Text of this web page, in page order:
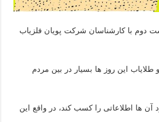
دوم با کارشناسان شرکت پویان فلزیاب
و طلایاب این روز ها بسیار در بین مردم
ها اطلاعاتی را کسب کند، در واقع این